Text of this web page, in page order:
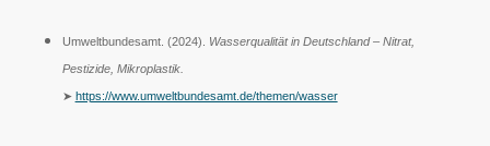
Umweltbundesamt. (2024). Wasserqualität in Deutschland – Nitrat,
Pestizide, Mikroplastik.
➤ https://www.umweltbundesamt.de/themen/wasser